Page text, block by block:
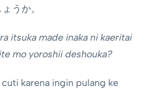
うか。
itsuka made inaka ni kaeritai
mo yoroshii deshouka?
karena ingin pulang ke